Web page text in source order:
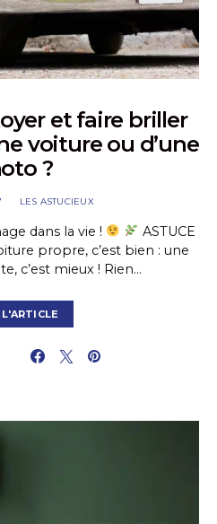
et faire briller
voiture ou d’une
?
LES ASTUCIEUX
dans la vie !
ASTUCE
propre, c’est bien : une
c’est mieux ! Rien…
L'ARTICLE